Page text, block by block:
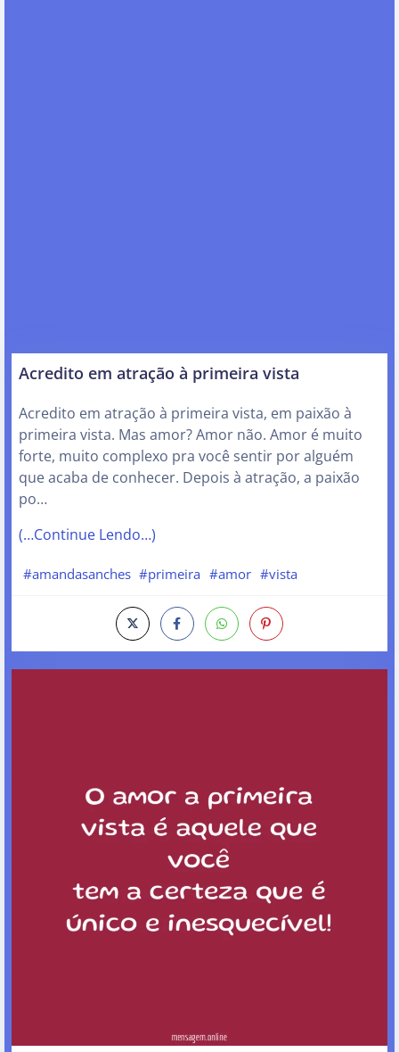
Acredito em atração à primeira vista
Acredito em atração à primeira vista, em paixão à
primeira vista. Mas amor? Amor não. Amor é muito
forte, muito complexo pra você sentir por alguém
que acaba de conhecer. Depois à atração, a paixão
po…
(…Continue Lendo…)
#amandasanches #primeira #amor #vista